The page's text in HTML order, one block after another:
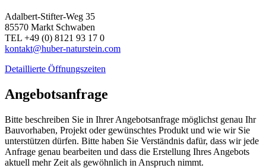
Adalbert-Stifter-Weg 35
85570 Markt Schwaben
TEL +49 (0) 8121 93 17 0
kontakt@huber-naturstein.com
Detaillierte Öffnungszeiten
Angebotsanfrage
Bitte beschreiben Sie in Ihrer Angebotsanfrage möglichst genau Ihr
Bauvorhaben, Projekt oder gewünschtes Produkt und wie wir Sie
unterstützen dürfen. Bitte haben Sie Verständnis dafür, dass wir jede
Anfrage genau bearbeiten und dass die Erstellung Ihres Angebots
aktuell mehr Zeit als gewöhnlich in Anspruch nimmt.